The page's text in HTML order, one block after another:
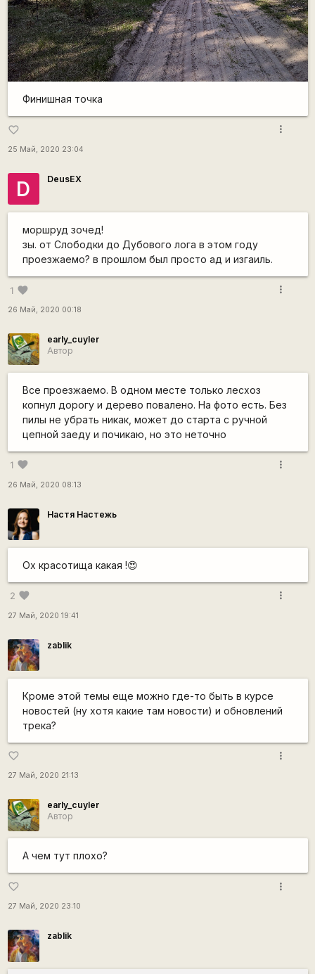
Финишная точка
favorite_border
25 Май, 2020 23:04
more_vert
D DeusEX
моршруд зочед!
зы. от Слободки до Дубового лога в этом году
проезжаемо? в прошлом был просто ад и изгаиль.
1 favorite
26 Май, 2020 00:18
more_vert
early_cuyler
Автор
Все проезжаемо. В одном месте только лесхоз
копнул дорогу и дерево повалено. На фото есть. Без
пилы не убрать никак, может до старта с ручной
цепной заеду и почикаю, но это неточно
1 favorite
26 Май, 2020 08:13
more_vert
Настя Настежь
Ох красотища какая !😍
2 favorite
27 Май, 2020 19:41
more_vert
zablik
Кроме этой темы еще можно где-то быть в курсе
новостей (ну хотя какие там новости) и обновлений
трека?
favorite_border
27 Май, 2020 21:13
more_vert
early_cuyler
Автор
А чем тут плохо?
favorite_border
27 Май, 2020 23:10
more_vert
zablik